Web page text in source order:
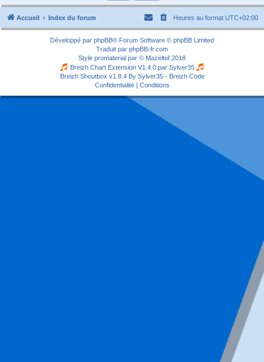
Accueil Index du forum Heures au format UTC+02:00
Développé par phpBB® Forum Software © phpBB Limited
Traduit par phpBB-fr.com
Style promaterial par © Mazeltof 2018
Breizh Chart Extension V1.4.0 par Sylver35
Breizh Shoutbox v1.8.4 By Sylver35 - Breizh Code
Confidentialité| Conditions